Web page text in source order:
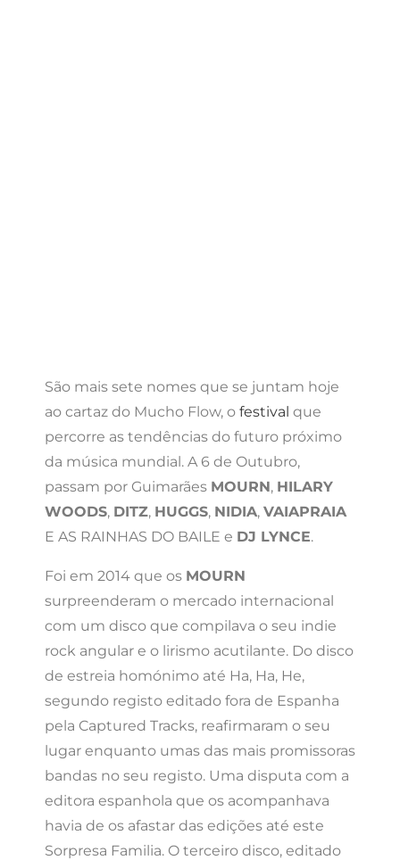
São mais sete nomes que se juntam hoje
ao cartaz do Mucho Flow, o festival que
percorre as tendências do futuro próximo
da música mundial. A 6 de Outubro,
passam por Guimarães MOURN, HILARY
WOODS, DITZ, HUGGS, NIDIA, VAIAPRAIA
E AS RAINHAS DO BAILE e DJ LYNCE.
Foi em 2014 que os MOURN
surpreenderam o mercado internacional
com um disco que compilava o seu indie
rock angular e o lirismo acutilante. Do disco
de estreia homónimo até Ha, Ha, He,
segundo registo editado fora de Espanha
pela Captured Tracks, reafirmaram o seu
lugar enquanto umas das mais promissoras
bandas no seu registo. Uma disputa com a
editora espanhola que os acompanhava
havia de os afastar das edições até este
Sorpresa Familia. O terceiro disco, editado